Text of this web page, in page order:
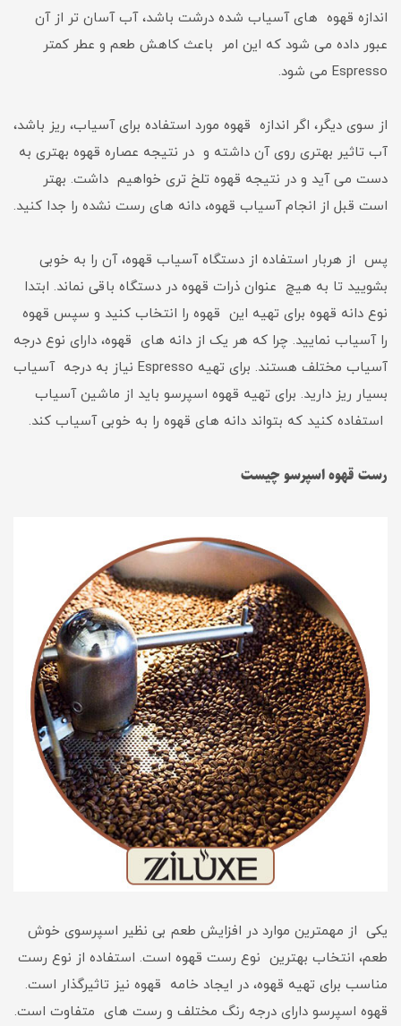
اندازه قهوه های آسیاب شده درشت باشد، آب آسان تر از آن
عبور داده می شود که این امر باعث کاهش طعم و عطر کمتر
Espresso می شود.
از سوی دیگر، اگر اندازه قهوه مورد استفاده برای آسیاب، ریز باشد،
آب تاثیر بهتری روی آن داشته و در نتیجه عصاره قهوه بهتری به
دست می آید و در نتیجه قهوه تلخ تری خواهیم داشت. بهتر
است قبل از انجام آسیاب قهوه، دانه های رست نشده را جدا کنید.
پس از هربار استفاده از دستگاه آسیاب قهوه، آن را به خوبی
بشویید تا به هیچ عنوان ذرات قهوه در دستگاه باقی نماند. ابتدا
نوع دانه قهوه برای تهیه این قهوه را انتخاب کنید و سپس قهوه
را آسیاب نمایید. چرا که هر یک از دانه های قهوه، دارای نوع درجه
آسیاب مختلف هستند. برای تهیه Espresso نیاز به درجه آسیاب
بسیار ریز دارید. برای تهیه قهوه اسپرسو باید از ماشین آسیاب
استفاده کنید که بتواند دانه های قهوه را به خوبی آسیاب کند.
رست قهوه اسپرسو چیست
یکی از مهمترین موارد در افزایش طعم بی نظیر اسپرسوی خوش
طعم، انتخاب بهترین نوع رست قهوه است. استفاده از نوع رست
مناسب برای تهیه قهوه، در ایجاد خامه قهوه نیز تاثیرگذار است.
قهوه اسپرسو دارای درجه رنگ مختلف و رست های متفاوت است.